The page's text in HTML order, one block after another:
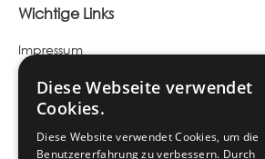
Wichtige Links
Impressum
Datenschutz
Kundenportal
Diese Webseite verwendet
Cookies.
Diese Website verwendet Cookies, um die
Benutzererfahrung zu verbessern. Durch